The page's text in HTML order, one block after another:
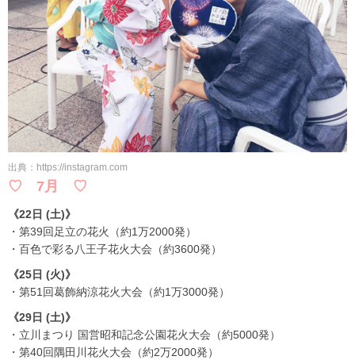
出典：https://instagram.com
♡ 7月 ♡
《22日 (土)》
・第39回足立の花火（約1万2000発）
・百色で彩る八王子花火大会（約3600発）
《25日 (火)》
・第51回葛飾納涼花火大会（約1万3000発）
《29日 (土)》
・立川まつり 国営昭和記念公園花火大会（約5000発）
・第40回隅田川花火大会（約2万2000発）